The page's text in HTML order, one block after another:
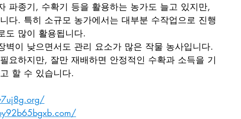
파종기, 수확기 등을 활용하는 농가도 늘고 있지만,
다. 특히 소규모 농가에서는 대부분 수작업으로 진행
도 많이 활용됩니다.
벽이 낮으면서도 관리 요소가 많은 작물 농사입니다.
요하지만, 잘만 재배하면 안정적인 수확과 소득을 기
할 수 있습니다.